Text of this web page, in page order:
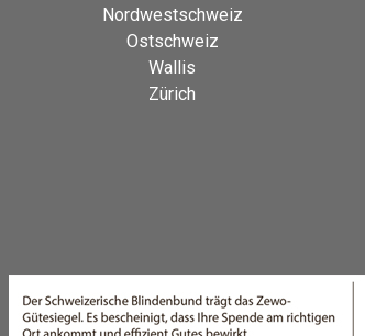
Nordwestschweiz
Ostschweiz
Wallis
Zürich